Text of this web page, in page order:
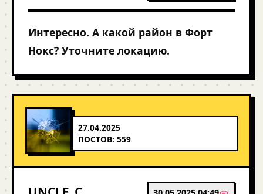
Интересно. А какой район в Форт
Нокс? Уточните локацию.
27.04.2025
ПОСТОВ: 559